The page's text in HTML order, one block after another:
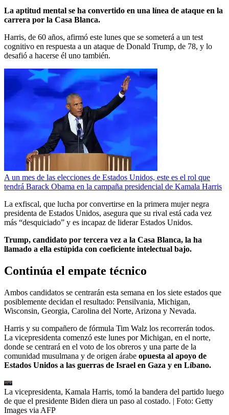
La aptitud mental se ha convertido en una línea de ataque en la
carrera por la Casa Blanca.
Harris, de 60 años, afirmó este lunes que se someterá a un test
cognitivo en respuesta a un ataque de Donald Trump, de 78, y lo
desafió a hacerse él uno también.
A un mes de las elecciones de Estados Unidos, este es el rol que
tendrá Barack Obama en la campaña presidencial de Kamala Harris
La exfiscal, que lucha por convertirse en la primera mujer negra
presidenta de Estados Unidos, asegura que su rival está cada vez
más “desquiciado” y es incapaz de liderar Estados Unidos.
Trump, candidato por tercera vez a la Casa Blanca, la ha
llamado a ella estúpida con coeficiente intelectual bajo.
Continúa el empate técnico
Ambos candidatos se centrarán esta semana en los siete estados que
posiblemente decidan el resultado: Pensilvania, Michigan,
Wisconsin, Georgia, Carolina del Norte, Arizona y Nevada.
Harris y su compañero de fórmula Tim Walz los recorrerán todos.
La vicepresidenta comenzó este lunes por Michigan, en el norte,
donde se centrará en el voto de los obreros y una parte de la
comunidad musulmana y de origen árabe opuesta al apoyo de
Estados Unidos a las guerras de Israel en Gaza y en Líbano.
La vicepresidenta, Kamala Harris, tomó la bandera del partido luego
de que el presidente Biden diera un paso al costado. | Foto: Getty
Images via AFP